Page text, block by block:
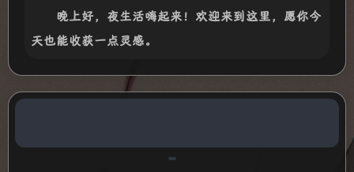
晚上好，夜生活嗨起来！欢迎来到这里，愿你今
天也能收获一点灵感。